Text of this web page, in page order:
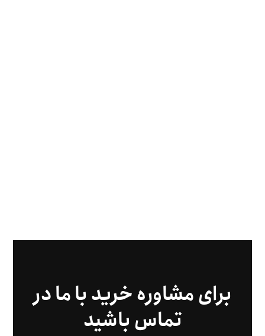
برای مشاوره خرید با ما در
تماس باشید